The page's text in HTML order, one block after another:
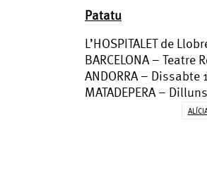
Patatu
L’HOSPITALET de
BARCELONA –
ANDORRA – Dissabte
MATADEPERA –